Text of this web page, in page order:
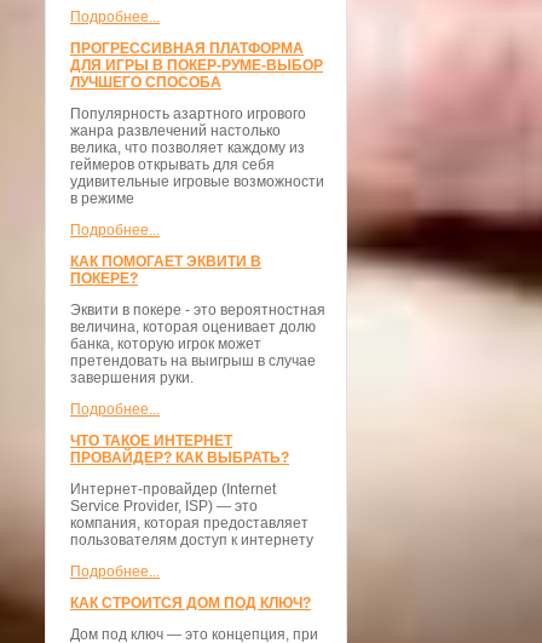
Подробнее...
ПРОГРЕССИВНАЯ ПЛАТФОРМА
ДЛЯ ИГРЫ В ПОКЕР-РУМЕ-ВЫБОР
ЛУЧШЕГО СПОСОБА
Популярность азартного игрового
жанра развлечений настолько
велика, что позволяет каждому из
геймеров открывать для себя
удивительные игровые возможности
в режиме
Подробнее...
КАК ПОМОГАЕТ ЭКВИТИ В
ПОКЕРЕ?
Эквити в покере - это вероятностная
величина, которая оценивает долю
банка, которую игрок может
претендовать на выигрыш в случае
завершения руки.
Подробнее...
ЧТО ТАКОЕ ИНТЕРНЕТ
ПРОВАЙДЕР? КАК ВЫБРАТЬ?
Интернет-провайдер (Internet
Service Provider, ISP) — это
компания, которая предоставляет
пользователям доступ к интернету
Подробнее...
КАК СТРОИТСЯ ДОМ ПОД КЛЮЧ?
Дом под ключ — это концепция, при